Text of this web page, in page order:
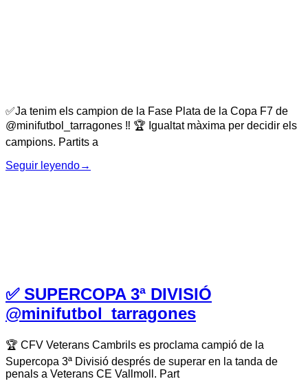
✅Ja tenim els campion de la Fase Plata de la Copa F7 de
@minifutbol_tarragones ‼️ 🏆 Igualtat màxima per decidir els
campions. Partits a
Seguir leyendo→
✅ SUPERCOPA 3ª DIVISIÓ
@minifutbol_tarragones
🏆 CFV Veterans Cambrils es proclama campió de la
Supercopa 3ª Divisió després de superar en la tanda de
penals a Veterans CE Vallmoll. Part